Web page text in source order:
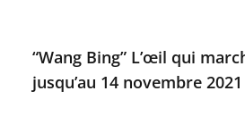
“Wang Bing” L’œil qui
jusqu’au 14 novembre 2021